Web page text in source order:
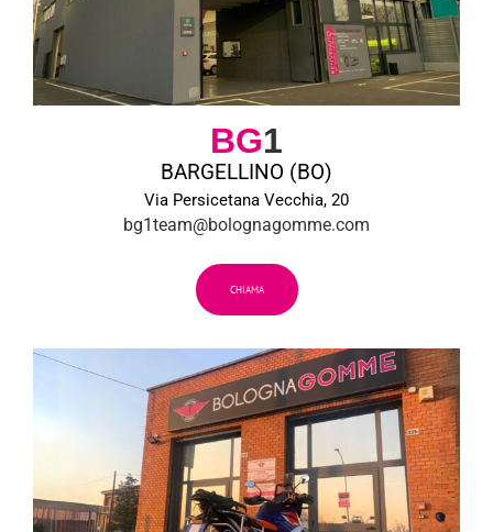
BG1
BARGELLINO (BO)
Via Persicetana Vecchia, 20
bg1team@bolognagomme.com
CHIAMA